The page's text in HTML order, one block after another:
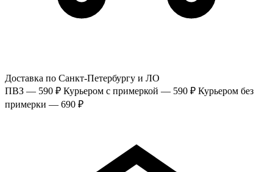
Доставка по Санкт-Петербургу и ЛО
ПВЗ — 590 ₽ Курьером с примеркой — 590 ₽ Курьером без
примерки — 690 ₽